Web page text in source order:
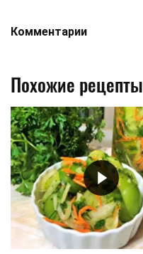
Комментарии
Похожие рецепты